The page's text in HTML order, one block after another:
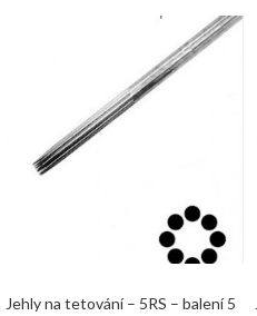
Jehly na tetování – 5RS – balení 5